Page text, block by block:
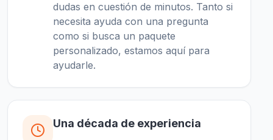
dudas en cuestión de minutos. Tanto si
necesita ayuda con una pregunta
como si busca un paquete
personalizado, estamos aquí para
ayudarle.
Una década de experiencia